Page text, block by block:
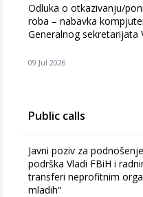
Odluka o otkazivanju/
roba – nabavka
Generalnog sekretarijata
09 Jul 2026
Public calls
Javni poziv za
podrška Vladi FBiH i
transferi neprofitnim
mladih“